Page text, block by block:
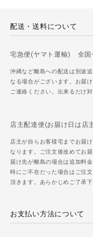
配送・送料について
宅急便(ヤマト運輸) 全国
沖縄など離島への配送は別途
なる場合がございます。お届
ご連絡ください。出来るだけ
店主配達便(お届け日は店
店主が自らお客様宅までお届
なります。ご注文後改めてお
届け先が離島の場合は追加料
時にご不在だった場合はご注
頂きます。あらかじめご了承下
お支払い方法について